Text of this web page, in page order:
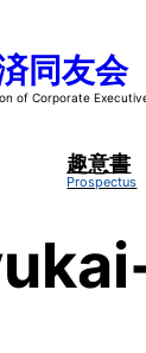
同友会
趣意書